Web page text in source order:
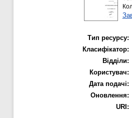
Тип ресурсу:
Класифікатор:
Відділи:
Користувач:
Дата подачі:
Оновлення:
URI: